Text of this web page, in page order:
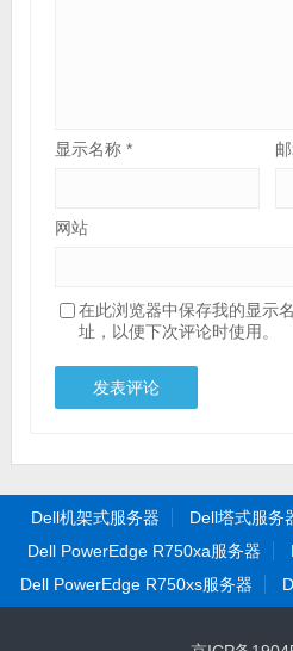
显示名称 *
网站
在此浏览器中保存我的显示
址，以便下次评论时使用。
Dell机架式服务器 Dell塔式服务
Dell PowerEdge R750xa服务器
Dell PowerEdge R750xs服务器